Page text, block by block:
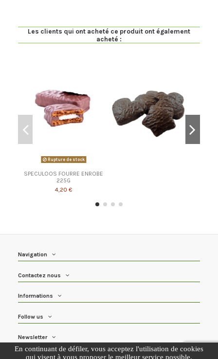
Les clients qui ont acheté ce produit ont également
acheté :
Rupture de stock
SPECULOOS FOURRE ENROBE
225G
4,20 €
Navigation
Contactez nous
Informations
Follow us
Newsletter
En continuant de défiler, vous acceptez l'utilisation de cookies
qui visent à vous proposer le meilleur service possible.